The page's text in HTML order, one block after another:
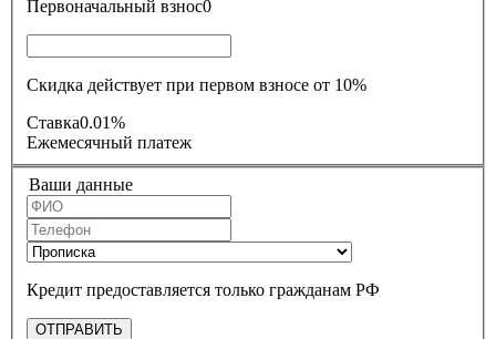
Первоначальный взнос0
Скидка действует при первом взносе от 10%
Ставка0.01%
Ежемесячный платеж
Ваши данные
Кредит предоставляется только гражданам РФ
ОТПРАВИТЬ